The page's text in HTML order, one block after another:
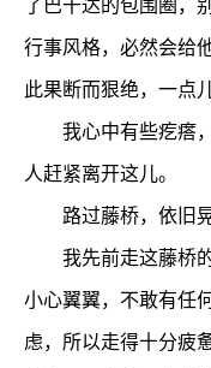
行事风格，必然会给
此果断而狠绝，一点
我心中有些疙瘩，
人赶紧离开这儿。
路过藤桥，依旧晃
我先前走这藤桥的
小心翼翼，不敢有任
虑，所以走得十分疲